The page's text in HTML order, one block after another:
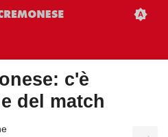
c'è
del match